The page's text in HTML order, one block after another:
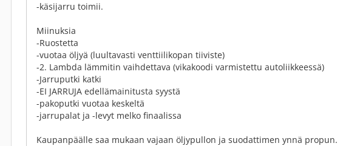
-käsijarru toimii.
Miinuksia
-Ruostetta
-vuotaa öljyä (luultavasti venttiilikopan tiiviste)
-2. Lambda lämmitin vaihdettava (vikakoodi varmistettu autoliikkeessä)
-Jarruputki katki
-EI JARRUJA edellämainitusta syystä
-pakoputki vuotaa keskeltä
-jarrupalat ja -levyt melko finaalissa
Kaupanpäälle saa mukaan vajaan öljypullon ja suodattimen ynnä propun.